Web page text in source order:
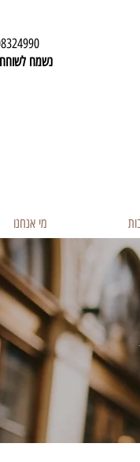
נשמח
מי אנחנו